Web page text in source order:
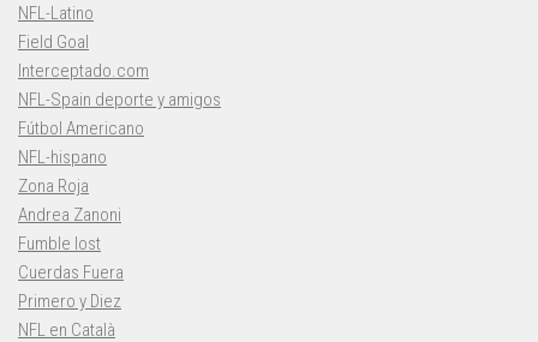
NFL-Latino
Field Goal
Interceptado.com
NFL-Spain deporte y amigos
Fútbol Americano
NFL-hispano
Zona Roja
Andrea Zanoni
Fumble lost
Cuerdas Fuera
Primero y Diez
NFL en Català